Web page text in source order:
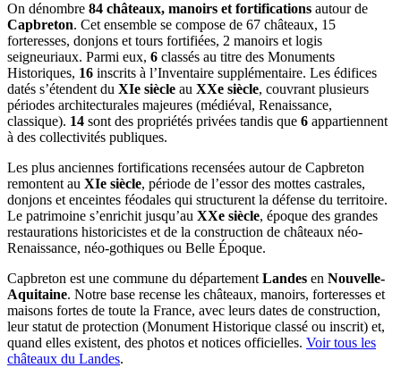
On dénombre 84 châteaux, manoirs et fortifications autour de
Capbreton. Cet ensemble se compose de 67 châteaux, 15
forteresses, donjons et tours fortifiées, 2 manoirs et logis
seigneuriaux. Parmi eux, 6 classés au titre des Monuments
Historiques, 16 inscrits à l’Inventaire supplémentaire. Les édifices
datés s’étendent du XIe siècle au XXe siècle, couvrant plusieurs
périodes architecturales majeures (médiéval, Renaissance,
classique). 14 sont des propriétés privées tandis que 6 appartiennent
à des collectivités publiques.
Les plus anciennes fortifications recensées autour de Capbreton
remontent au XIe siècle, période de l’essor des mottes castrales,
donjons et enceintes féodales qui structurent la défense du territoire.
Le patrimoine s’enrichit jusqu’au XXe siècle, époque des grandes
restaurations historicistes et de la construction de châteaux néo-
Renaissance, néo-gothiques ou Belle Époque.
Capbreton est une commune du départementLandes en Nouvelle-
Aquitaine. Notre base recense les châteaux, manoirs, forteresses et
maisons fortes de toute la France, avec leurs dates de construction,
leur statut de protection (Monument Historique classé ou inscrit) et,
quand elles existent, des photos et notices officielles. Voir tous les
châteaux du Landes.